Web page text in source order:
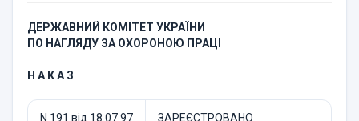
ДЕРЖАВНИЙ КОМІТЕТ УКРАЇНИ
ПО НАГЛЯДУ ЗА ОХОРОНОЮ ПРАЦІ
Н А К А З
N 191 від 18.07.97 ЗАРЕЄСТРОВАНО